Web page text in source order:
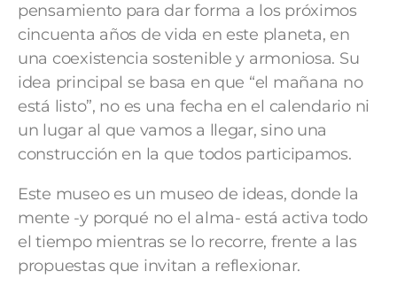
pensamiento para dar forma a los próximos
cincuenta años de vida en este planeta, en
una coexistencia sostenible y armoniosa. Su
idea principal se basa en que “el mañana no
está listo”, no es una fecha en el calendario ni
un lugar al que vamos a llegar, sino una
construcción en la que todos participamos.
Este museo es un museo de ideas, donde la
mente -y porqué no el alma- está activa todo
el tiempo mientras se lo recorre, frente a las
propuestas que invitan a reflexionar.